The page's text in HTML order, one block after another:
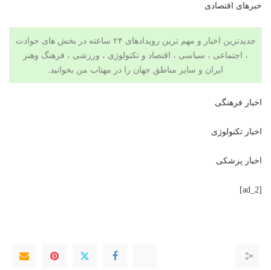
خبرهای اقتصادی
جدیدترین اخبار و مهم ترین رویدادهای ۲۴ ساعته در بخش های حوادث
، اجتماعی ، سیاسی ، اقتصاد و تکنولوژی ، ورزشی ، فرهنگ وهنر
ایران و سایر مناطق جهان را در مهتاب من بخوانید.
اخبار فرهنگی
اخبار تکنولوژی
اخبار پزشکی
[ad_2]